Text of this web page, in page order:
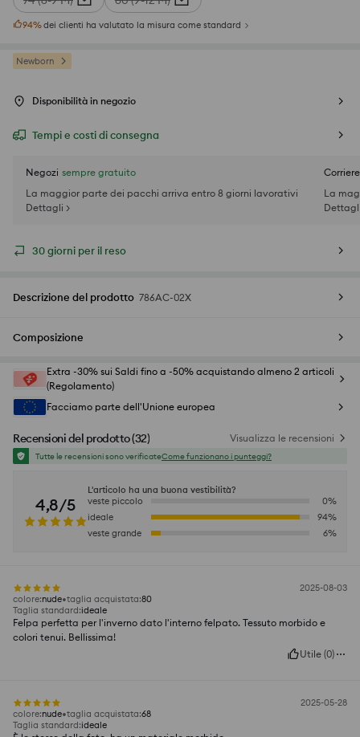
94%dei clienti ha valutato la misura come standard
Newborn
Disponibilità in negozio
Tempi e costi di consegna
Negozi sempre gratuito
La maggior parte dei pacchi arriva entro 8 giorni lavorativi
Dettagli >
La
30 giorni per il reso
Descrizione del prodotto 786AC-02X
Composizione
Extra -30% sui Saldi fino a -50% acquistando almeno 2 articoli
(Regolamento)
Facciamo parte dell'Unione europea
Recensioni del prodotto(32) Visualizza le recensioni
Tutte le recensioni sono verificateCome funzionano i punteggi?
4,8/5
L'articolo ha una buona vestibilità?
veste piccolo
0%
ideale
94%
veste grande
6%
2025-08-03
colore:nude taglia acquistata:80
Taglia standard:ideale
Felpa perfetta per l'inverno dato l'interno felpato. Tessuto morbido e
colori tenui. Bellissima!
Utile (0)
2025-05-28
colore:nude taglia acquistata:68
Taglia standard:ideale